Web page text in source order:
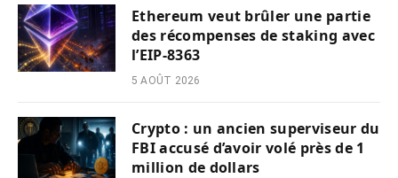
Ethereum veut brûler une partie
des récompenses de staking avec
l’EIP-8363
5 AOÛT 2026
Crypto : un ancien superviseur du
FBI accusé d’avoir volé près de 1
million de dollars